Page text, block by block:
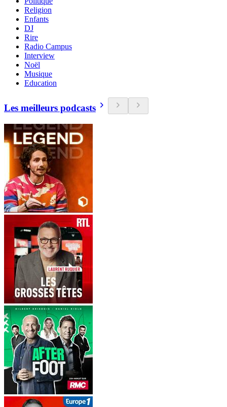
Religion
Enfants
DJ
Rire
Radio Campus
Interview
Noël
Musique
Education
Les meilleurs podcasts